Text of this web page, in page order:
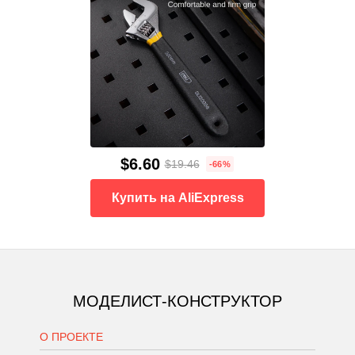
$6.60 $19.46 -66%
Купить на AliExpress
МОДЕЛИСТ-КОНСТРУКТОР
О ПРОЕКТЕ